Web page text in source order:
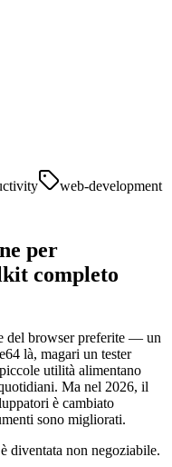
web-development
per
completo
del browser preferite — un
là, magari un tester
utilità alimentano
Ma nel 2026, il
è cambiato
sono migliorati.
diventata non negoziabile.